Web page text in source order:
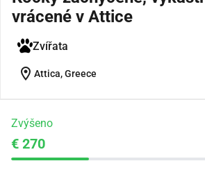
vrácené v Attice
Zvířata
location_on Attica, Greece
Zvýšeno
€ 270